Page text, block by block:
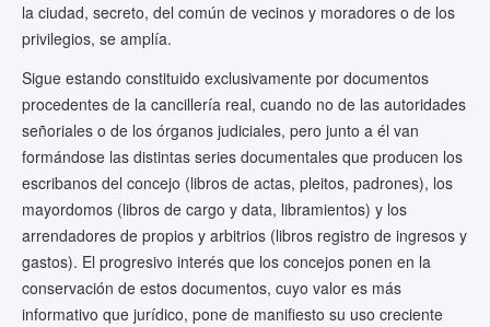
la ciudad, secreto, del común de vecinos y moradores o de los
privilegios, se amplía.
Sigue estando constituido exclusivamente por documentos
procedentes de la cancillería real, cuando no de las autoridades
señoriales o de los órganos judiciales, pero junto a él van
formándose las distintas series documentales que producen los
escribanos del concejo (libros de actas, pleitos, padrones), los
mayordomos (libros de cargo y data, libramientos) y los
arrendadores de propios y arbitrios (libros registro de ingresos y
gastos). El progresivo interés que los concejos ponen en la
conservación de estos documentos, cuyo valor es más
informativo que jurídico, pone de manifiesto su uso creciente